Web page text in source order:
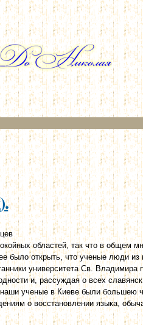
областей, так что в общем
было открыть, что ученые люди из
университета Св. Владимира
и, рассуждая о всех
ученые в Киеве были большею
о восстановлении языка,